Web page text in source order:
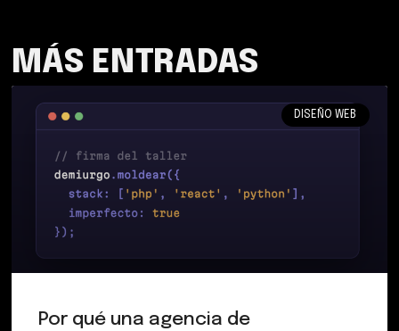
MÁS ENTRADAS
DISEÑO WEB
Por qué una agencia de